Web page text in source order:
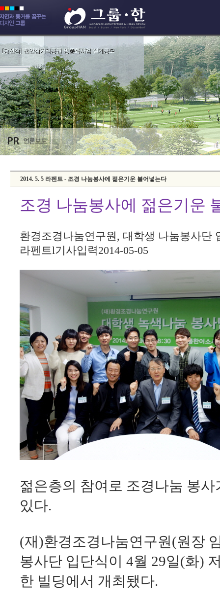
2014. 5. 5 라펜트 - 조경 나눔봉사에 젊은기운 불어넣는다
조경 나눔봉사에 젊은기운
환경조경나눔연구원, 대학생 나눔봉사단
라펜트l기사입력2014-05-05
젊은층의 참여로 조경나눔 봉
있다.
(재)환경조경나눔연구원(원장
봉사단 입단식이 4월 29일(화)
한 빌딩에서 개최됐다.